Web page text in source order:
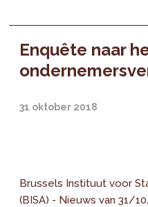
Enquête naar
31 oktober 2018
Brussels Instituut voor
(BISA) - Nieuws van 31/